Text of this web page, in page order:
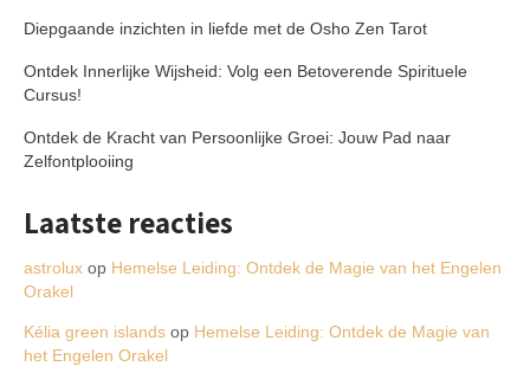
Diepgaande inzichten in liefde met de Osho Zen Tarot
Ontdek Innerlijke Wijsheid: Volg een Betoverende Spirituele
Cursus!
Ontdek de Kracht van Persoonlijke Groei: Jouw Pad naar
Zelfontplooiing
Laatste reacties
astrolux op Hemelse Leiding: Ontdek de Magie van het Engelen
Orakel
Kélia green islands op Hemelse Leiding: Ontdek de Magie van
het Engelen Orakel